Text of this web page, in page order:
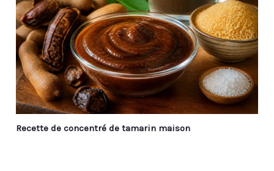
Recette de concentré de tamarin maison